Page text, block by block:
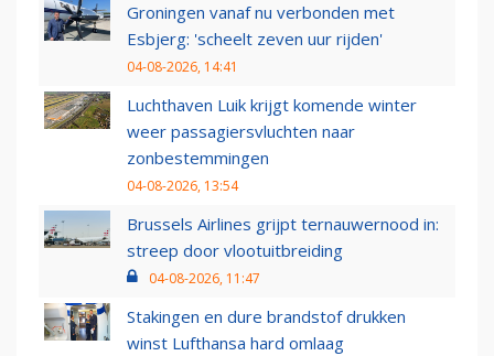
Groningen vanaf nu verbonden met
Esbjerg: 'scheelt zeven uur rijden'
04-08-2026, 14:41
Luchthaven Luik krijgt komende winter
weer passagiersvluchten naar
zonbestemmingen
04-08-2026, 13:54
Brussels Airlines grijpt ternauwernood in:
streep door vlootuitbreiding
04-08-2026, 11:47
Stakingen en dure brandstof drukken
winst Lufthansa hard omlaag